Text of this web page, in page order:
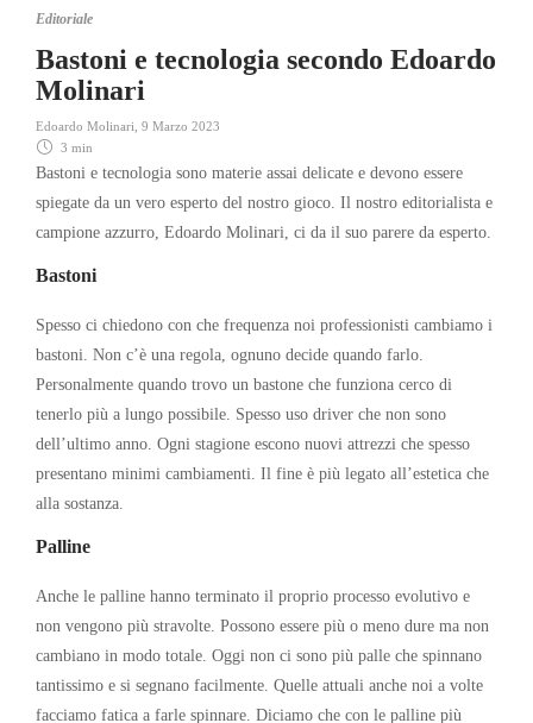
Editoriale
Bastoni e tecnologia secondo Edoardo
Molinari
Edoardo Molinari 9 Marzo 2023
3 min
Bastoni e tecnologia sono materie assai delicate e devono essere
spiegate da un vero esperto del nostro gioco. Il nostro editorialista e
campione azzurro, Edoardo Molinari, ci da il suo parere da esperto.
Bastoni
Spesso ci chiedono con che frequenza noi professionisti cambiamo i
bastoni. Non c’è una regola, ognuno decide quando farlo.
Personalmente quando trovo un bastone che funziona cerco di
tenerlo più a lungo possibile. Spesso uso driver che non sono
dell’ultimo anno. Ogni stagione escono nuovi attrezzi che spesso
presentano minimi cambiamenti. Il fine è più legato all’estetica che
alla sostanza.
Palline
Anche le palline hanno terminato il proprio processo evolutivo e
non vengono più stravolte. Possono essere più o meno dure ma non
cambiano in modo totale. Oggi non ci sono più palle che spinnano
tantissimo e si segnano facilmente. Quelle attuali anche noi a volte
facciamo fatica a farle spinnare. Diciamo che con le palline più